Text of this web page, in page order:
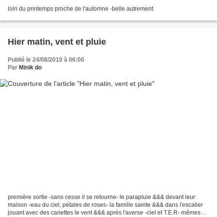
loin du printemps proche de l'automne -belle autrement
Hier matin, vent et pluie
Publié le 24/08/2010 à 06:00
Par Minik do
première sortie -sans cesse il se retourne- le parapluie &&& devant leur
maison -eau du ciel, pétales de roses- la famille sainte &&& dans l'escalier
jouant avec des canettes le vent &&& après l'averse -ciel et T.E.R- mêmes